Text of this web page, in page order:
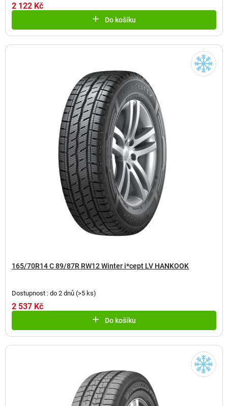
2 122 Kč
Do košíku
165/70R14 C 89/87R RW12 Winter i*cept LV HANKOOK
Dostupnost : do 2 dnů (>5 ks)
2 537 Kč
Do košíku